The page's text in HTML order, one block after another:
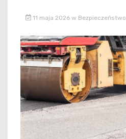
11 maja 2026 w Bezpieczeństwo